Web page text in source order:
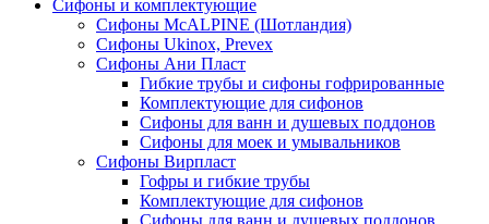
Сифоны и комплектующие
Сифоны McALPINE (Шотландия)
Сифоны Ukinox, Prevex
Сифоны Ани Пласт
Гибкие трубы и сифоны гофрированные
Комплектующие для сифонов
Сифоны для ванн и душевых поддонов
Сифоны для моек и умывальников
Сифоны Вирпласт
Гофры и гибкие трубы
Комплектующие для сифонов
Сифоны для ванн и душевых поддонов